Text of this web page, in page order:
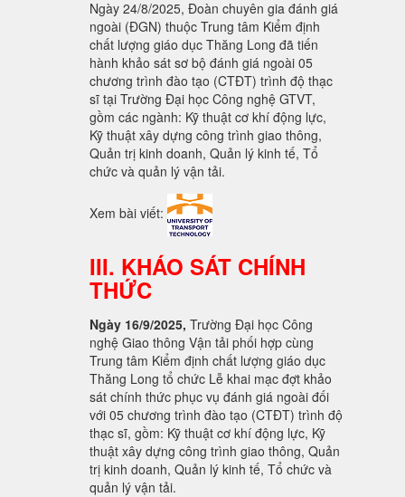
Ngày 24/8/2025, Đoàn chuyên gia đánh giá
ngoài (ĐGN) thuộc Trung tâm Kiểm định
chất lượng giáo dục Thăng Long đã tiến
hành khảo sát sơ bộ đánh giá ngoài 05
chương trình đào tạo (CTĐT) trình độ thạc
sĩ tại Trường Đại học Công nghệ GTVT,
gồm các ngành: Kỹ thuật cơ khí động lực,
Kỹ thuật xây dựng công trình giao thông,
Quản trị kinh doanh, Quản lý kinh tế, Tổ
chức và quản lý vận tải.
Xem bài viết:
III. KHÁO SÁT CHÍNH
THỨC
Ngày 16/9/2025, Trường Đại học Công
nghệ Giao thông Vận tải phối hợp cùng
Trung tâm Kiểm định chất lượng giáo dục
Thăng Long tổ chức Lễ khai mạc đợt khảo
sát chính thức phục vụ đánh giá ngoài đối
với 05 chương trình đào tạo (CTĐT) trình độ
thạc sĩ, gồm: Kỹ thuật cơ khí động lực, Kỹ
thuật xây dựng công trình giao thông, Quản
trị kinh doanh, Quản lý kinh tế, Tổ chức và
quản lý vận tải.